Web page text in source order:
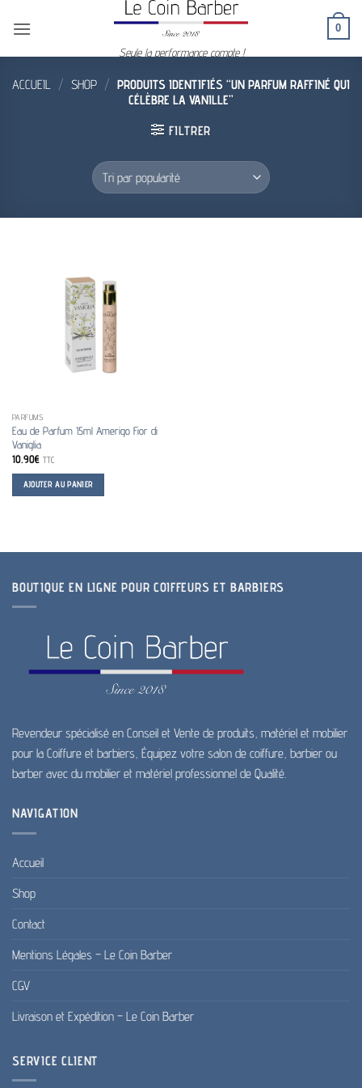
Seule la performance compte !
0
ACCUEIL / SHOP / PRODUITS IDENTIFIÉS “UN PARFUM RAFFINÉ QUI
CÉLÈBRE LA VANILLE”
FILTRER
PARFUMS
Eau de Parfum 15ml Amerigo Fior di
Vaniglia
10.90€ TTC
AJOUTER AU PANIER
BOUTIQUE EN LIGNE POUR COIFFEURS ET BARBIERS
Revendeur spécialisé en Conseil et Vente de produits, matériel et mobilier
pour la Coiffure et barbiers, Équipez votre salon de coiffure, barbier ou
barber avec du mobilier et matériel professionnel de Qualité.
NAVIGATION
Accueil
Shop
Contact
Mentions Légales – Le Coin Barber
CGV
Livraison et Expédition – Le Coin Barber
SERVICE CLIENT